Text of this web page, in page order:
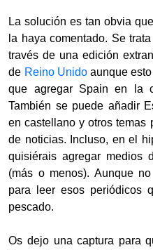
La solución es tan obvia
la haya comentado. Se
través de una edición
de Reino Unidoaunque esto
que agregar Spain en la
También se puede añadir
en castellano y otros temas
de noticias. Incluso, en el
quisiérais agregar medios
(más o menos). Aunque
para leer esos periódicos
pescado.
Os dejo una captura para